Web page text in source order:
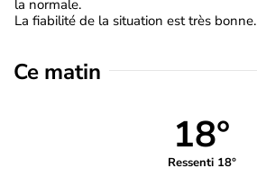
la normale.
La fiabilité de la situation est très bonne.
Ce matin
18°
Ressenti 18°